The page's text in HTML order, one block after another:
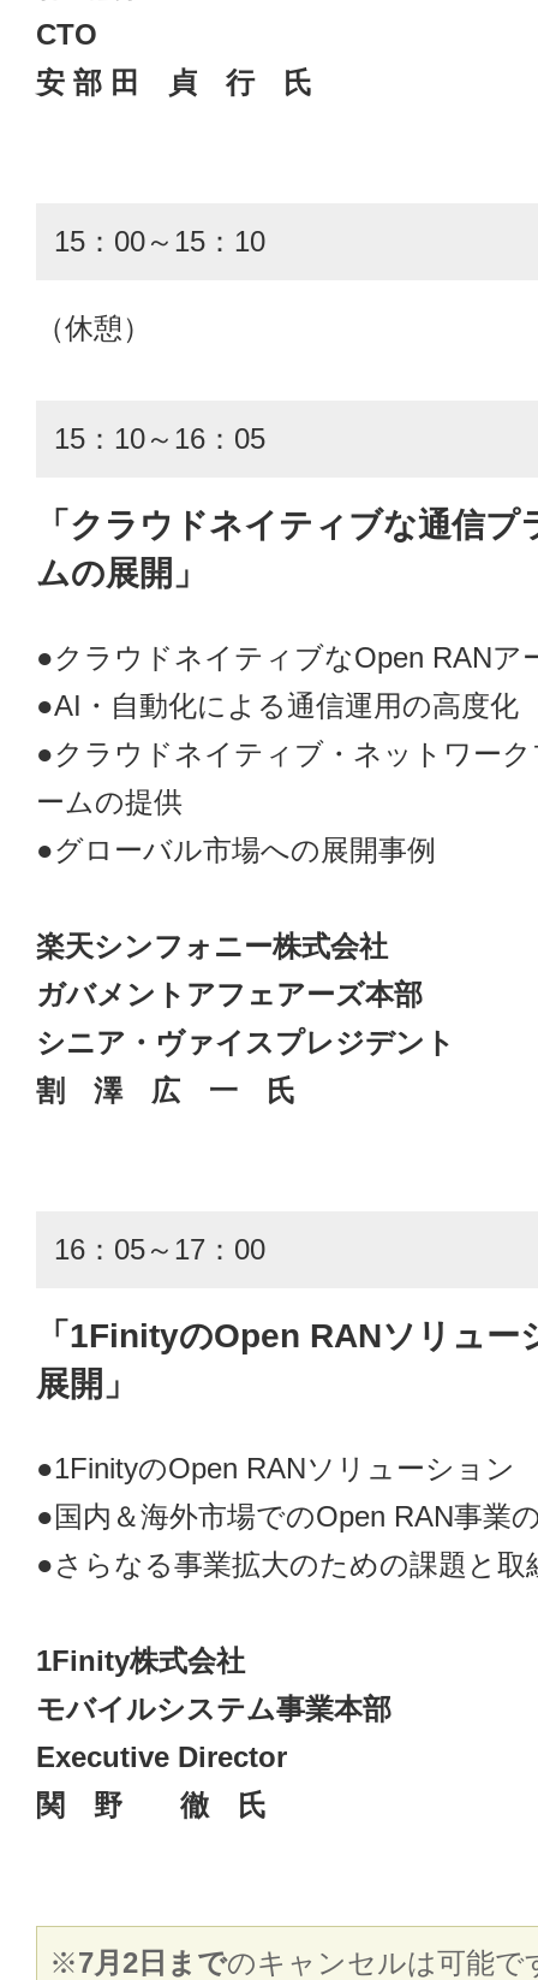
CTO
安 部 田 貞 行 氏
15：00～15：10
（休憩）
15：10～16：05
「クラウドネイティブな通信プ
ムの展開」
●クラウドネイティブなOpen RANア
●AI・自動化による通信運用の高度化
●クラウドネイティブ・ネットワー
ームの提供
●グローバル市場への展開事例
楽天シンフォニー株式会社
ガバメントアフェアーズ本部
シニア・ヴァイスプレジデント
割 澤 広 一 氏
16：05～17：00
「1FinityのOpen RANソリュー
展開」
●1FinityのOpen RANソリューション
●国内＆海外市場でのOpen RAN事業
●さらなる事業拡大のための課題と取
1Finity株式会社
モバイルシステム事業本部
Executive Director
関 野 徹 氏
※7月2日までのキャンセルは可能で